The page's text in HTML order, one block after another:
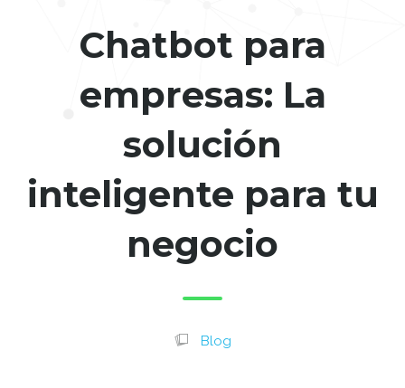
Chatbot para
empresas: La
solución
inteligente para tu
negocio
Blog